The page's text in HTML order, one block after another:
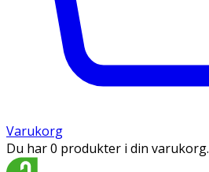
Varukorg
Du har 0 produkter i din varukorg.